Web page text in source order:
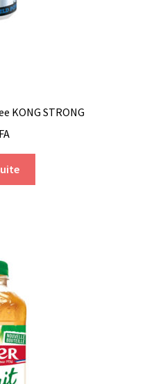
KONG STRONG